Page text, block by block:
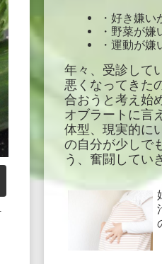
・好き嫌い
・野菜が嫌
・運動が嫌
年々、受診して
悪くなってきた
合おうと考え始
オブラートに言
体型、現実的に
の自分が少しで
う、奮闘してい